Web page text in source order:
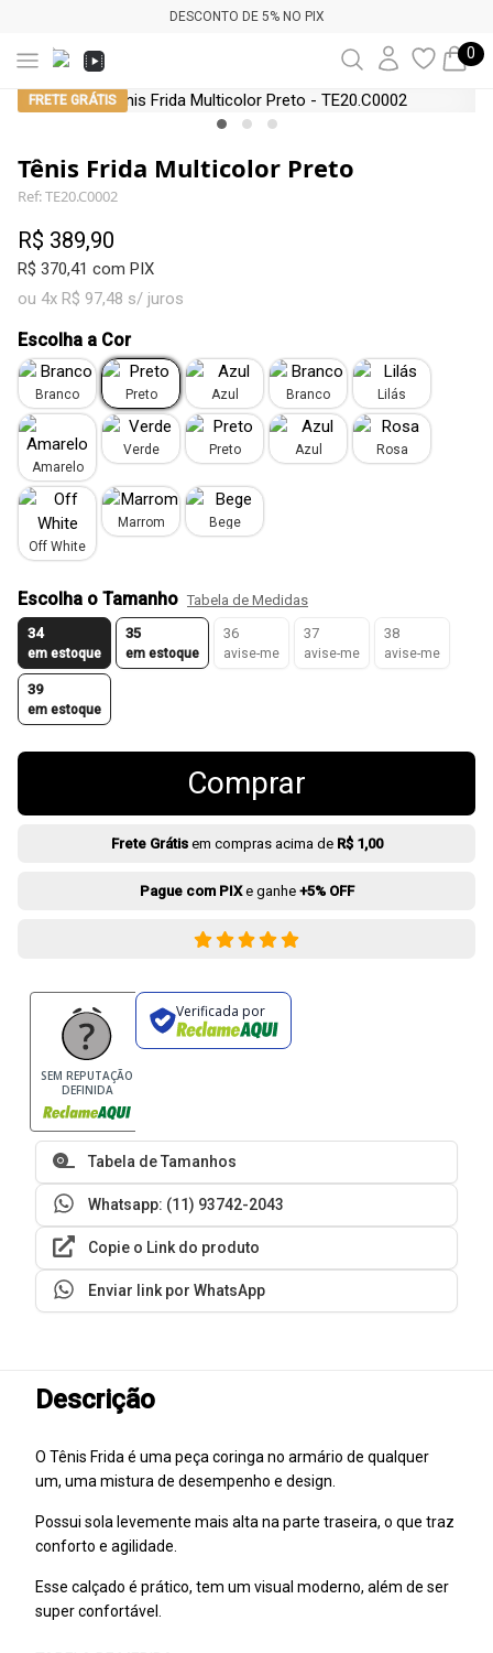
DESCONTO DE 5% NO PIX
0
FRETE GRÁTIS
Tênis Frida Multicolor Preto
Ref: TE20.C0002
R$ 389,90
R$ 370,41 com PIX
ou 4x R$ 97,48 s/ juros
Escolha a Cor
Branco Preto Azul Branco Lilás
Amarelo
Verde Preto Azul Rosa
Off White
Marrom Bege
Escolha o Tamanho Tabela de Medidas
34
em estoque
35
em estoque
36
avise-me
37
avise-me
38
avise-me
39
em estoque
Comprar
Frete Grátisem compras acima de R$ 1,00
Pague com PIXe ganhe +5% OFF
SEM REPUTAÇÃO
DEFINIDA
Verificada por
Tabela de Tamanhos
Whatsapp: (11) 93742-2043
Copie o Link do produto
Enviar link por WhatsApp
Descrição
O Tênis Frida é uma peça coringa no armário de qualquer
um, uma mistura de desempenho e design.
Possui sola levemente mais alta na parte traseira, o que traz
conforto e agilidade.
Esse calçado é prático, tem um visual moderno, além de ser
super confortável.